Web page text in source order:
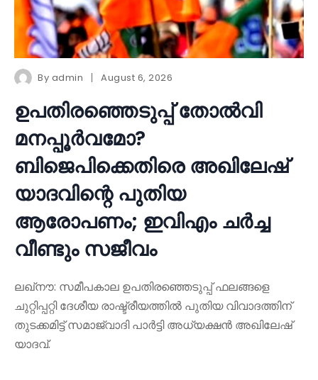
By admin August 6, 2026
ഉപതിരഞ്ഞെടുപ്പ് തോൽവി
മനപ്പൂർവമോ?
ബിജെപിക്കെതിരെ അഖിലേഷ്
യാദവിന്റെ പുതിയ
ആരോപണം; ഇവിഎം ചർച്ച
വീണ്ടും സജീവം
ലഖ്നൗ: സമീപകാല ഉപതിരഞ്ഞെടുപ്പ് ഫലങ്ങളെ
ചുറ്റിപ്പറ്റി ദേശീയ രാഷ്ട്രീയത്തിൽ പുതിയ വിവാദത്തിന്
തുടക്കമിട്ട് സമാജ്‌വാദി പാർട്ടി അധ്യക്ഷൻ അഖിലേഷ്
യാദവ്.